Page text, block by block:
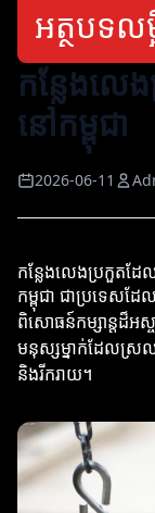
អត្ថបទល
កន្លែងលេ
នៅកម្ពុជា
2026-06-11
កន្លែងលេងប្រកួតដែ
កម្ពុជា ជាប្រទេសដ
ពិសោធន៍កម្សាន្តដ៏អស្
មនុស្សម្នាក់ដែលស្រល
និងរីករាយ។